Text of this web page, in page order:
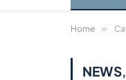
Home »
NEWS